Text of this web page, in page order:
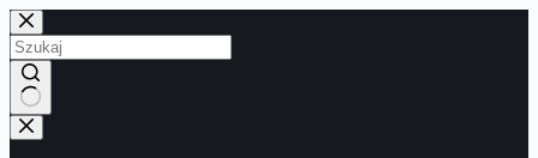
Przejdź
do
treści
Brak
wyników